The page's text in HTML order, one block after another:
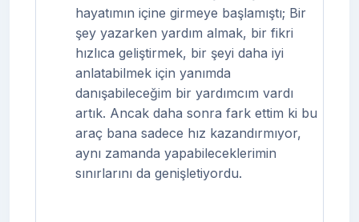
hayatımın içine girmeye başlamıştı; Bir
şey yazarken yardım almak, bir fikri
hızlıca geliştirmek, bir şeyi daha iyi
anlatabilmek için yanımda
danışabileceğim bir yardımcım vardı
artık. Ancak daha sonra fark ettim ki bu
araç bana sadece hız kazandırmıyor,
aynı zamanda yapabileceklerimin
sınırlarını da genişletiyordu.